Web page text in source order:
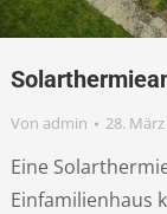
Von admin 28.
Eine
Einfamilienhaus